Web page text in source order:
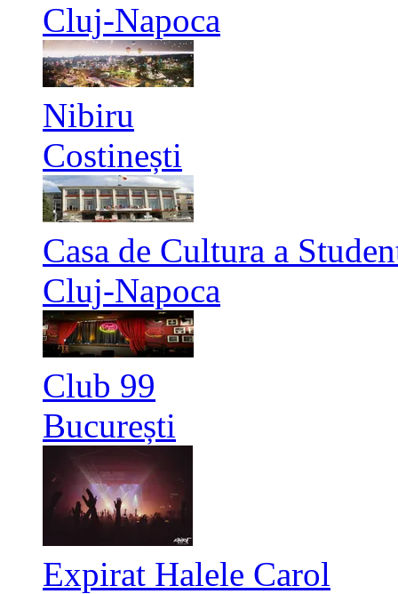
Cluj-Napoca
Nibiru
Costinești
Casa de Cultura a
Cluj-Napoca
Club 99
București
Expirat Halele Carol